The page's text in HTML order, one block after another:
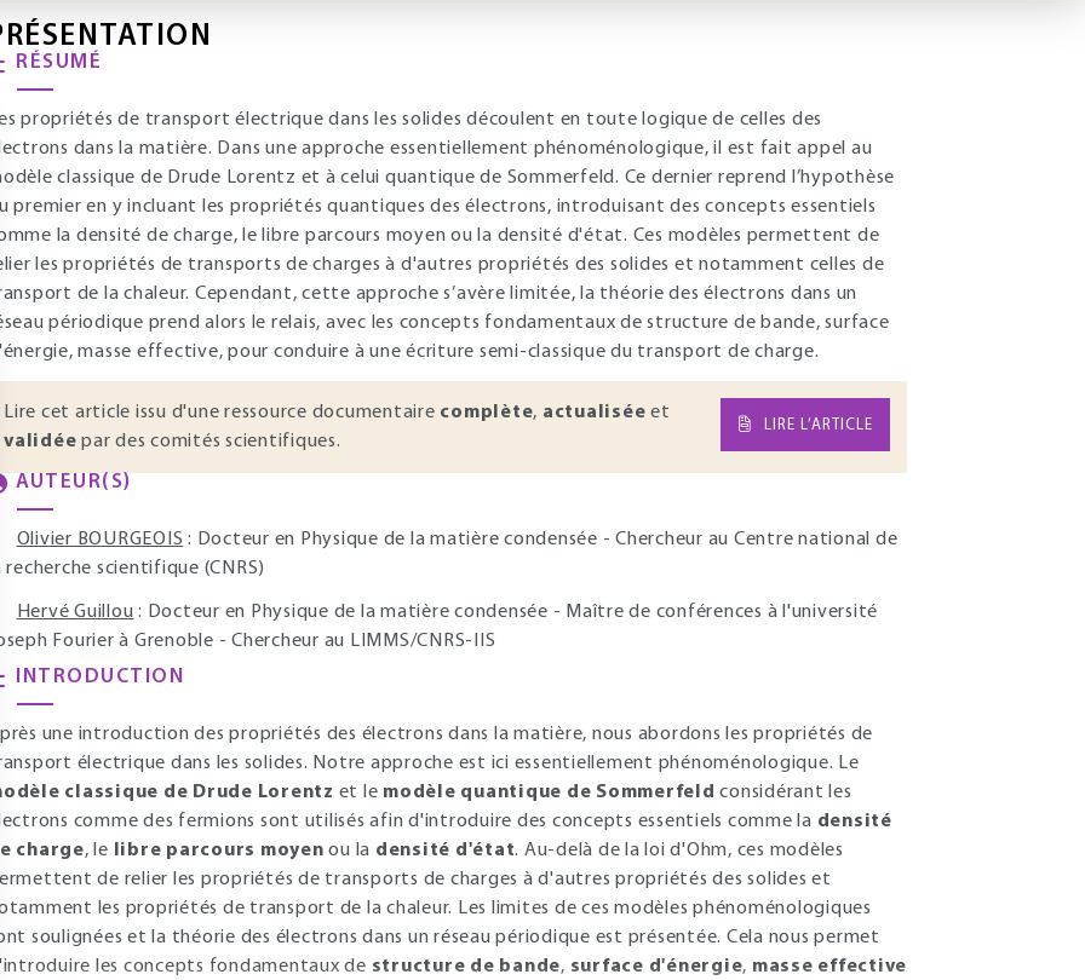
RÉSUMÉ
propriétés de transport électrique dans les solides découlent en toute logique de celles des
dans la matière. Dans une approche essentiellement phénoménologique, il est fait appel au
classique de Drude Lorentz et à celui quantique de Sommerfeld. Ce dernier reprend l’hypothèse
premier en y incluant les propriétés quantiques des électrons, introduisant des concepts essentiels
la densité de charge, le libre parcours moyen ou la densité d'état. Ces modèles permettent de
les propriétés de transports de charges à d'autres propriétés des solides et notamment celles de
de la chaleur. Cependant, cette approche s’avère limitée, la théorie des électrons dans un
périodique prend alors le relais, avec les concepts fondamentaux de structure de bande, surface
masse effective, pour conduire à une écriture semi-classique du transport de charge.
Lire cet article issu d'une ressource documentaire complète, actualisée et
validée par des comités scientifiques.
LIRE L’ARTICLE
AUTEUR(S)
Olivier BOURGEOIS : Docteur en Physique de la matière condensée - Chercheur au Centre national de
recherche scientifique (CNRS)
Hervé Guillou : Docteur en Physique de la matière condensée - Maître de conférences à l'université
Fourier à Grenoble - Chercheur au LIMMS/CNRS-IIS
INTRODUCTION
une introduction des propriétés des électrons dans la matière, nous abordons les propriétés de
électrique dans les solides. Notre approche est ici essentiellement phénoménologique. Le
classique de Drude Lorentz et le modèle quantique de Sommerfeld considérant les
comme des fermions sont utilisés afin d'introduire des concepts essentiels comme la densité
charge, le libre parcours moyen ou la densité d'état. Au-delà de la loi d'Ohm, ces modèles
de relier les propriétés de transports de charges à d'autres propriétés des solides et
les propriétés de transport de la chaleur. Les limites de ces modèles phénoménologiques
soulignées et la théorie des électrons dans un réseau périodique est présentée. Cela nous permet
les concepts fondamentaux de structure de bande, surface d'énergie, masse effective